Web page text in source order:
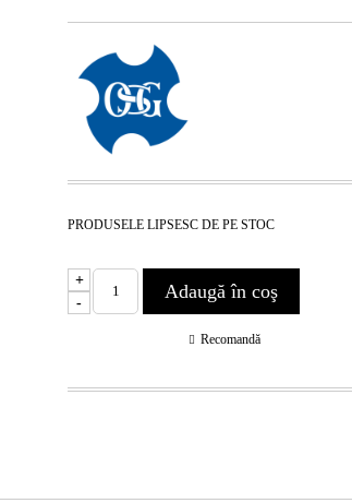
PRODUSELE LIPSESC DE PE STOC
+
-
Recomandă